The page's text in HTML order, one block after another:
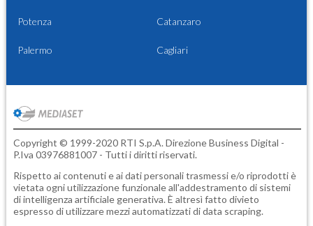
Potenza Catanzaro
Palermo Cagliari
Copyright © 1999-2020 RTI S.p.A. Direzione Business Digital -
P.Iva 03976881007 - Tutti i diritti riservati.
Rispetto ai contenuti e ai dati personali trasmessi e/o riprodotti è
vietata ogni utilizzazione funzionale all'addestramento di sistemi
di intelligenza artificiale generativa. È altresì fatto divieto
espresso di utilizzare mezzi automatizzati di data scraping.